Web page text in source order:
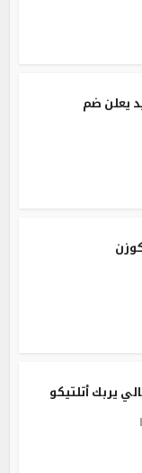
يعلن ضم
يربك أتلتيكو